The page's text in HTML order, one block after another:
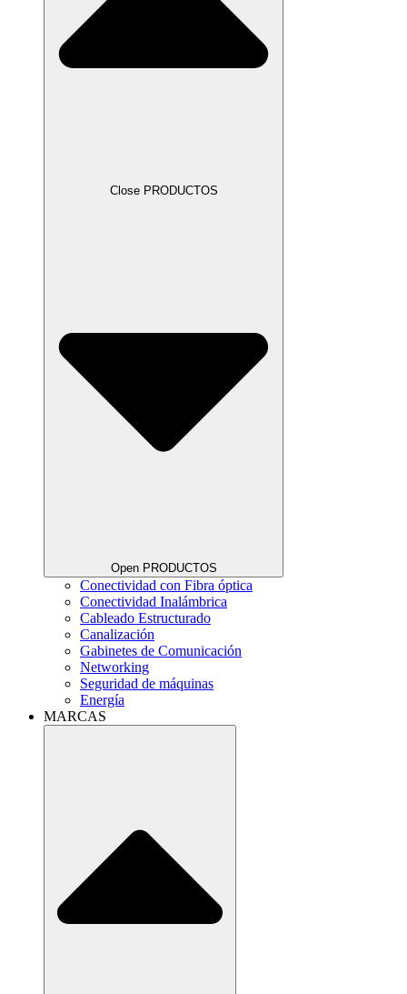
Close PRODUCTOS
Open PRODUCTOS
Conectividad con Fibra óptica
Conectividad Inalámbrica
Cableado Estructurado
Canalización
Gabinetes de Comunicación
Networking
Seguridad de máquinas
Energía
MARCAS